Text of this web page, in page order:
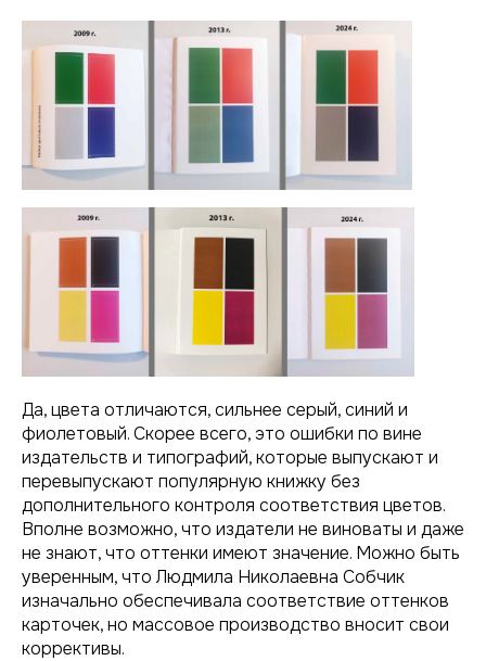
Да, цвета отличаются, сильнее серый, синий и
фиолетовый. Скорее всего, это ошибки по вине
издательств и типографий, которые выпускают и
перевыпускают популярную книжку без
дополнительного контроля соответствия цветов.
Вполне возможно, что издатели не виноваты и даже
не знают, что оттенки имеют значение. Можно быть
уверенным, что Людмила Николаевна Собчик
изначально обеспечивала соответствие оттенков
карточек, но массовое производство вносит свои
коррективы.